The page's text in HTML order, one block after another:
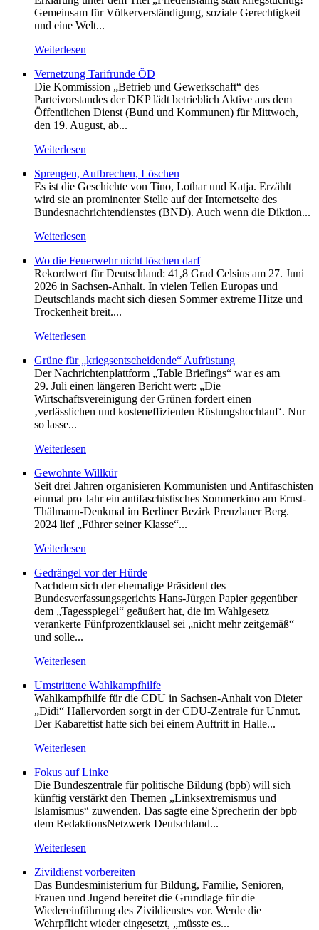
Gemeinsam für Völkerverständigung, soziale Gerechtigkeit
und eine Welt...
Weiterlesen
Vernetzung Tarifrunde ÖD
Die Kommission „Betrieb und Gewerkschaft“ des
Parteivorstandes der DKP lädt betrieblich Aktive aus dem
Öffentlichen Dienst (Bund und Kommunen) für Mittwoch,
den 19. August, ab...
Weiterlesen
Sprengen, Aufbrechen, Löschen
Es ist die Geschichte von Tino, Lothar und Katja. Erzählt
wird sie an prominenter Stelle auf der Internetseite des
Bundesnachrichtendienstes (BND). Auch wenn die Diktion...
Weiterlesen
Wo die Feuerwehr nicht löschen darf
Rekordwert für Deutschland: 41,8 Grad Celsius am 27. Juni
2026 in Sachsen-Anhalt. In vielen Teilen Europas und
Deutschlands macht sich diesen Sommer extreme Hitze und
Trockenheit breit....
Weiterlesen
Grüne für „kriegsentscheidende“ Aufrüstung
Der Nachrichtenplattform „Table Briefings“ war es am
29. Juli einen längeren Bericht wert: „Die
Wirtschaftsvereinigung der Grünen fordert einen
‚verlässlichen und kosteneffizienten Rüstungshochlauf‘. Nur
so lasse...
Weiterlesen
Gewohnte Willkür
Seit drei Jahren organisieren Kommunisten und Antifaschisten
einmal pro Jahr ein antifaschistisches Sommerkino am Ernst-
Thälmann-Denkmal im Berliner Bezirk Prenzlauer Berg.
2024 lief „Führer seiner Klasse“...
Weiterlesen
Gedrängel vor der Hürde
Nachdem sich der ehemalige Präsident des
Bundesverfassungsgerichts Hans-Jürgen Papier gegenüber
dem „Tagesspiegel“ geäußert hat, die im Wahlgesetz
verankerte Fünfprozentklausel sei „nicht mehr zeitgemäß“
und solle...
Weiterlesen
Umstrittene Wahlkampfhilfe
Wahlkampfhilfe für die CDU in Sachsen-Anhalt von Dieter
„Didi“ Hallervorden sorgt in der CDU-Zentrale für Unmut.
Der Kabarettist hatte sich bei einem Auftritt in Halle...
Weiterlesen
Fokus auf Linke
Die Bundeszentrale für politische Bildung (bpb) will sich
künftig verstärkt den Themen „Linksextremismus und
Islamismus“ zuwenden. Das sagte eine Sprecherin der bpb
dem RedaktionsNetzwerk Deutschland...
Weiterlesen
Zivildienst vorbereiten
Das Bundesministerium für Bildung, Familie, Senioren,
Frauen und Jugend bereitet die Grundlage für die
Wiedereinführung des Zivildienstes vor. Werde die
Wehrpflicht wieder eingesetzt, „müsste es...